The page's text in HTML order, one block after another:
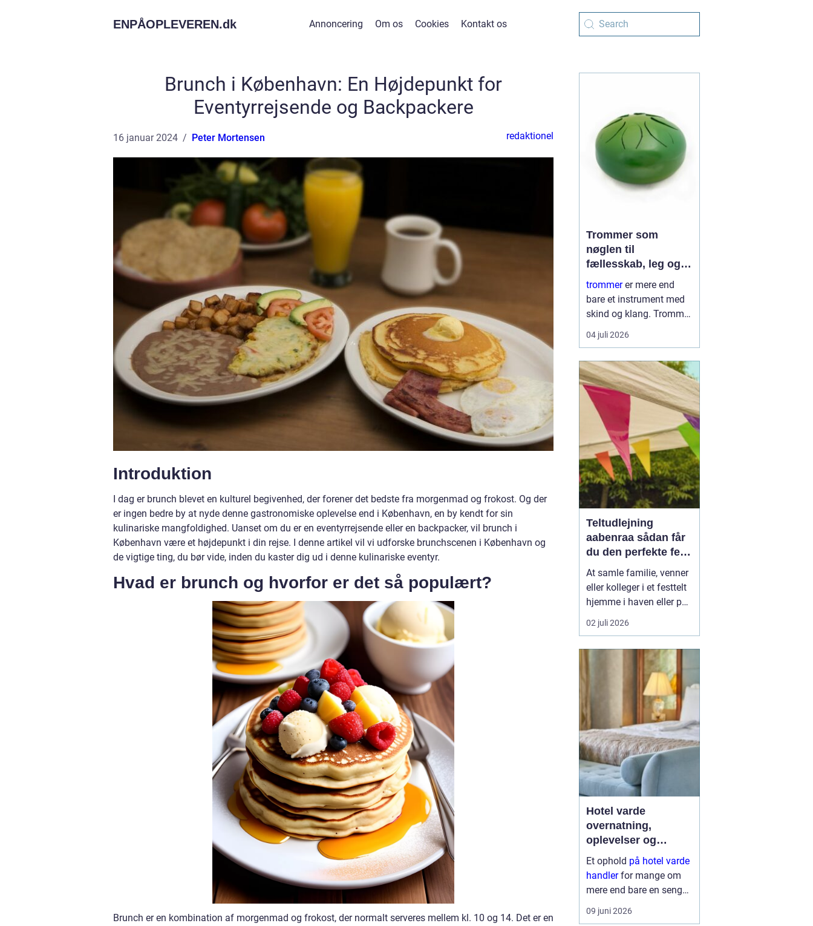
ENPÅOPLEVEREN.dk Annoncering Om os Cookies Kontakt os
Brunch i København: En Højdepunkt for
Eventyrrejsende og Backpackere
16 januar 2024 Peter Mortensen redaktionel
Introduktion
I dag er brunch blevet en kulturel begivenhed, der forener det bedste fra morgenmad og frokost. Og der
er ingen bedre by at nyde denne gastronomiske oplevelse end i København, en by kendt for sin
kulinariske mangfoldighed. Uanset om du er en eventyrrejsende eller en backpacker, vil brunch i
København være et højdepunkt i din rejse. I denne artikel vil vi udforske brunchscenen i København og
de vigtige ting, du bør vide, inden du kaster dig ud i denne kulinariske eventyr.
Hvad er brunch og hvorfor er det så populært?
Brunch er en kombination af morgenmad og frokost, der normalt serveres mellem kl. 10 og 14. Det er en
Trommer som
nøglen til
fællesskab, leg og
læring
trommerer mere end
bare et instrument med
skind og klang. Trommer
er et samlingspunkt,
hvor børn og voksne
nysgerrighed. Trommer
giver hurtig følelse af
mestring, fordi ...
04 juli 2026
Teltudlejning
aabenraa sådan får
du den perfekte fest
i egen have
At samle familie, venner
eller kolleger i et festtelt
hjemme i haven eller på
en mark uden for byen er
blevet en populær
omegn. Mange ønsker
friheden til selv at sætte
rammen for dagen, uden
at være bundet af et
lokale, faste lu...
02 juli 2026
Hotel varde
overnatning,
oplevelser og
krohygge tæt på
vestkysten
Et ophold på hotel varde
handlerfor mange om
mere end bare en seng
at sove i. Du får en base
tæt på Vesterhavet,
09 juni 2026